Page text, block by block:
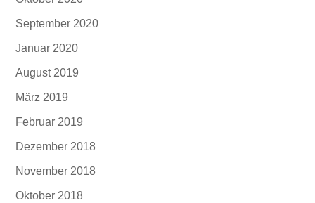
September 2020
Januar 2020
August 2019
März 2019
Februar 2019
Dezember 2018
November 2018
Oktober 2018